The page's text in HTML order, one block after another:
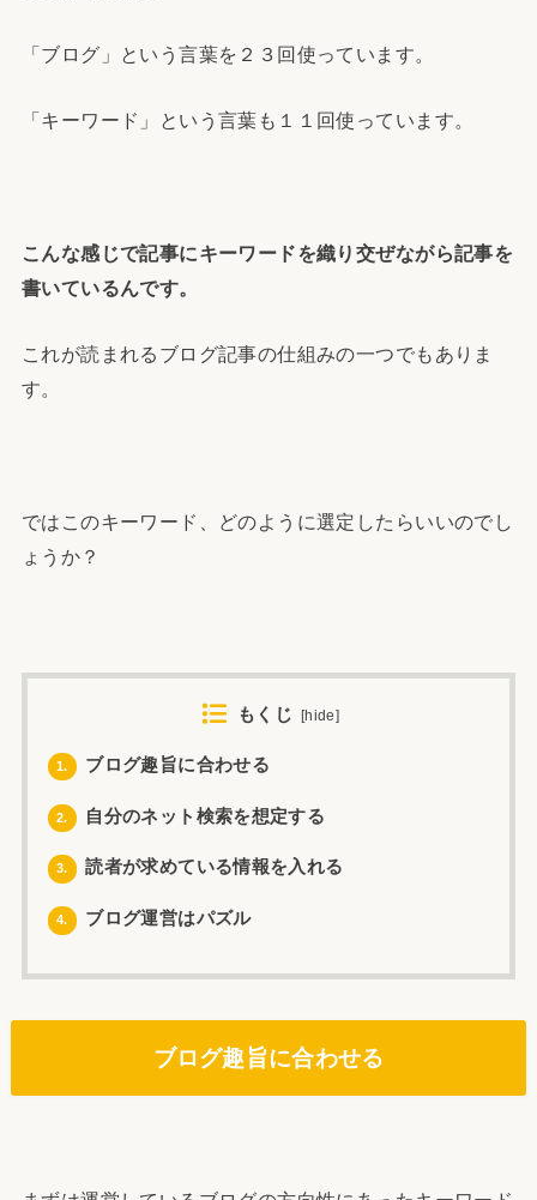
「ブログ」という言葉を２３回使っています。
「キーワード」という言葉も１１回使っています。
こんな感じで記事にキーワードを織り交ぜながら記事を
書いているんです。
これが読まれるブログ記事の仕組みの一つでもありま
す。
ではこのキーワード、どのように選定したらいいのでし
ょうか？
もくじ [hide]
1. ブログ趣旨に合わせる
2. 自分のネット検索を想定する
3. 読者が求めている情報を入れる
4. ブログ運営はパズル
ブログ趣旨に合わせる